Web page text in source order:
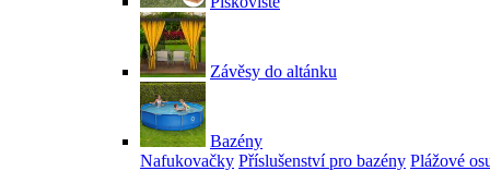
Závěsy do altánku
Bazény
Nafukovačky Příslušenství pro bazény Plážové